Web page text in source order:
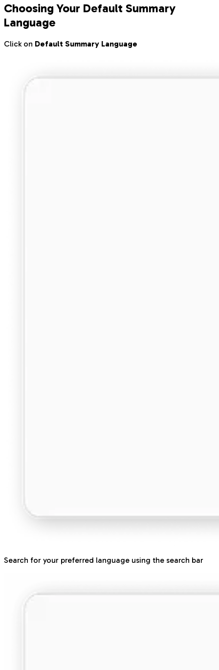
Choosing Your Default Summary
Language
Click on Default Summary Language
Search for your preferred language using the search bar